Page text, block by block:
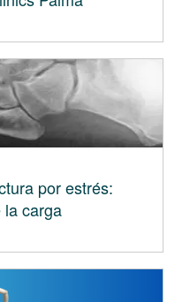
por estrés:
la carga